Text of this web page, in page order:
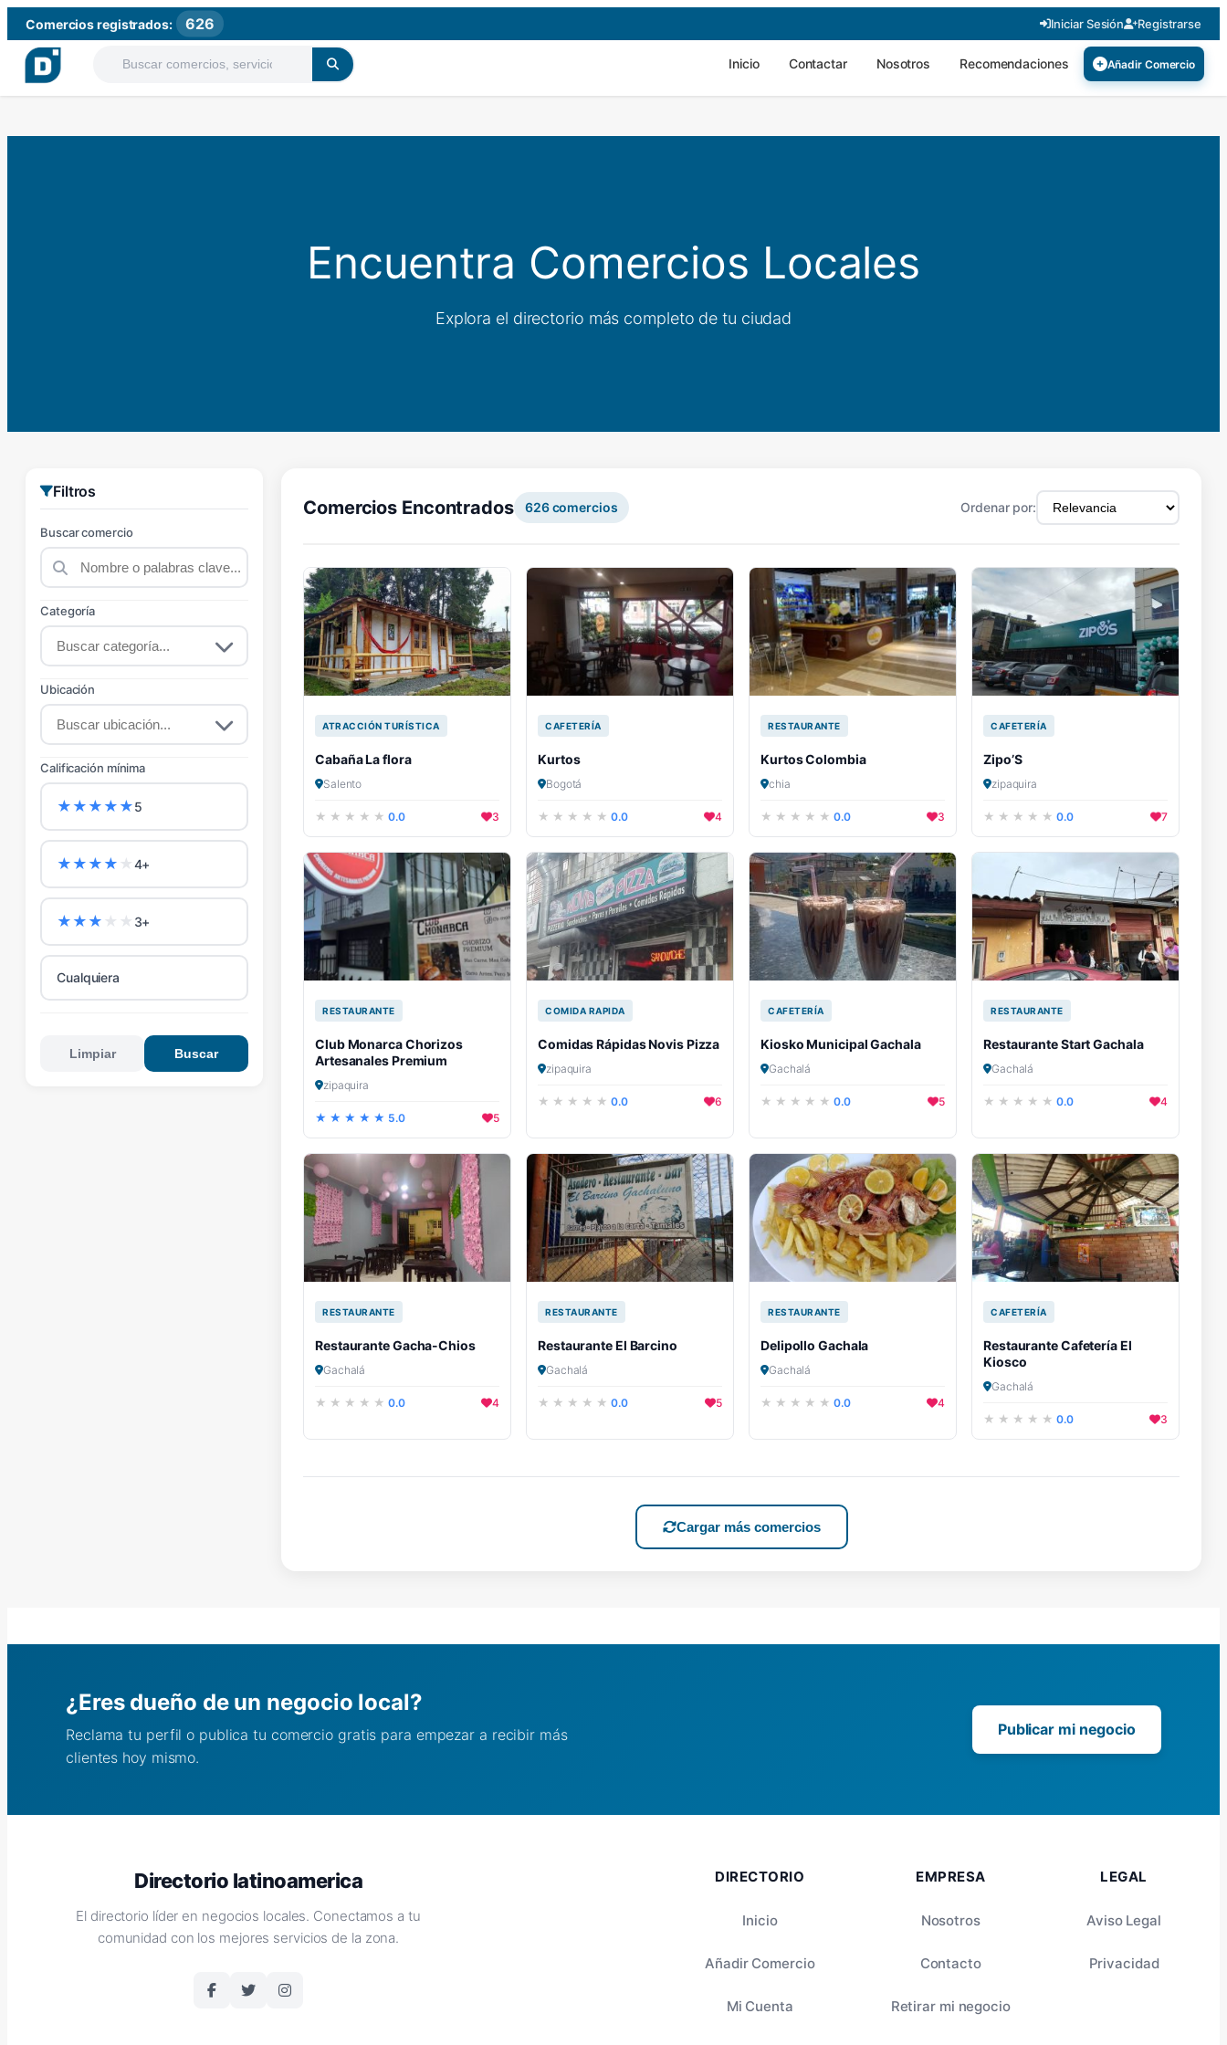
Comercios registrados: 626 Iniciar Sesión Registrarse
Inicio Contactar Nosotros Recomendaciones Añadir Comercio
Encuentra Comercios Locales
Explora el directorio más completo de tu ciudad
Filtros
Buscar comercio
Categoría
Ubicación
Calificación mínima
★ ★ ★ ★ ★5
★ ★ ★ ★ ★4+
★ ★ ★ ★ ★ 3+
Cualquiera
Limpiar Buscar
Comercios Encontrados 626comercios Ordenar por:
ATRACCIÓN TURÍSTICA
Cabaña La flora
Salento
0.0 3
CAFETERÍA
Kurtos
Bogotá
0.0 4
RESTAURANTE
Kurtos Colombia
chia
0.0 3
CAFETERÍA
Zipo’S
zipaquira
0.0 7
RESTAURANTE
Club Monarca Chorizos
Artesanales Premium
zipaquira
5.0 5
COMIDA RAPIDA
Comidas Rápidas Novis Pizza
zipaquira
0.0 6
CAFETERÍA
Kiosko Municipal Gachala
Gachalá
0.0 5
RESTAURANTE
Restaurante Start Gachala
Gachalá
0.0 4
RESTAURANTE
Restaurante Gacha-Chios
Gachalá
0.0 4
RESTAURANTE
Restaurante El Barcino
Gachalá
0.0 5
RESTAURANTE
Delipollo Gachala
Gachalá
0.0 4
CAFETERÍA
Restaurante Cafetería El
Kiosco
Gachalá
0.0 3
Cargar más comercios
¿Eres dueño de un negocio local?
Reclama tu perfil o publica tu comercio gratis para empezar a recibir más
clientes hoy mismo.
Publicar mi negocio
Directorio latinoamerica
El directorio líder en negocios locales. Conectamos a tu
comunidad con los mejores servicios de la zona.
DIRECTORIO
Inicio
Añadir Comercio
Mi Cuenta
EMPRESA
Nosotros
Contacto
Retirar mi negocio
LEGAL
Aviso Legal
Privacidad